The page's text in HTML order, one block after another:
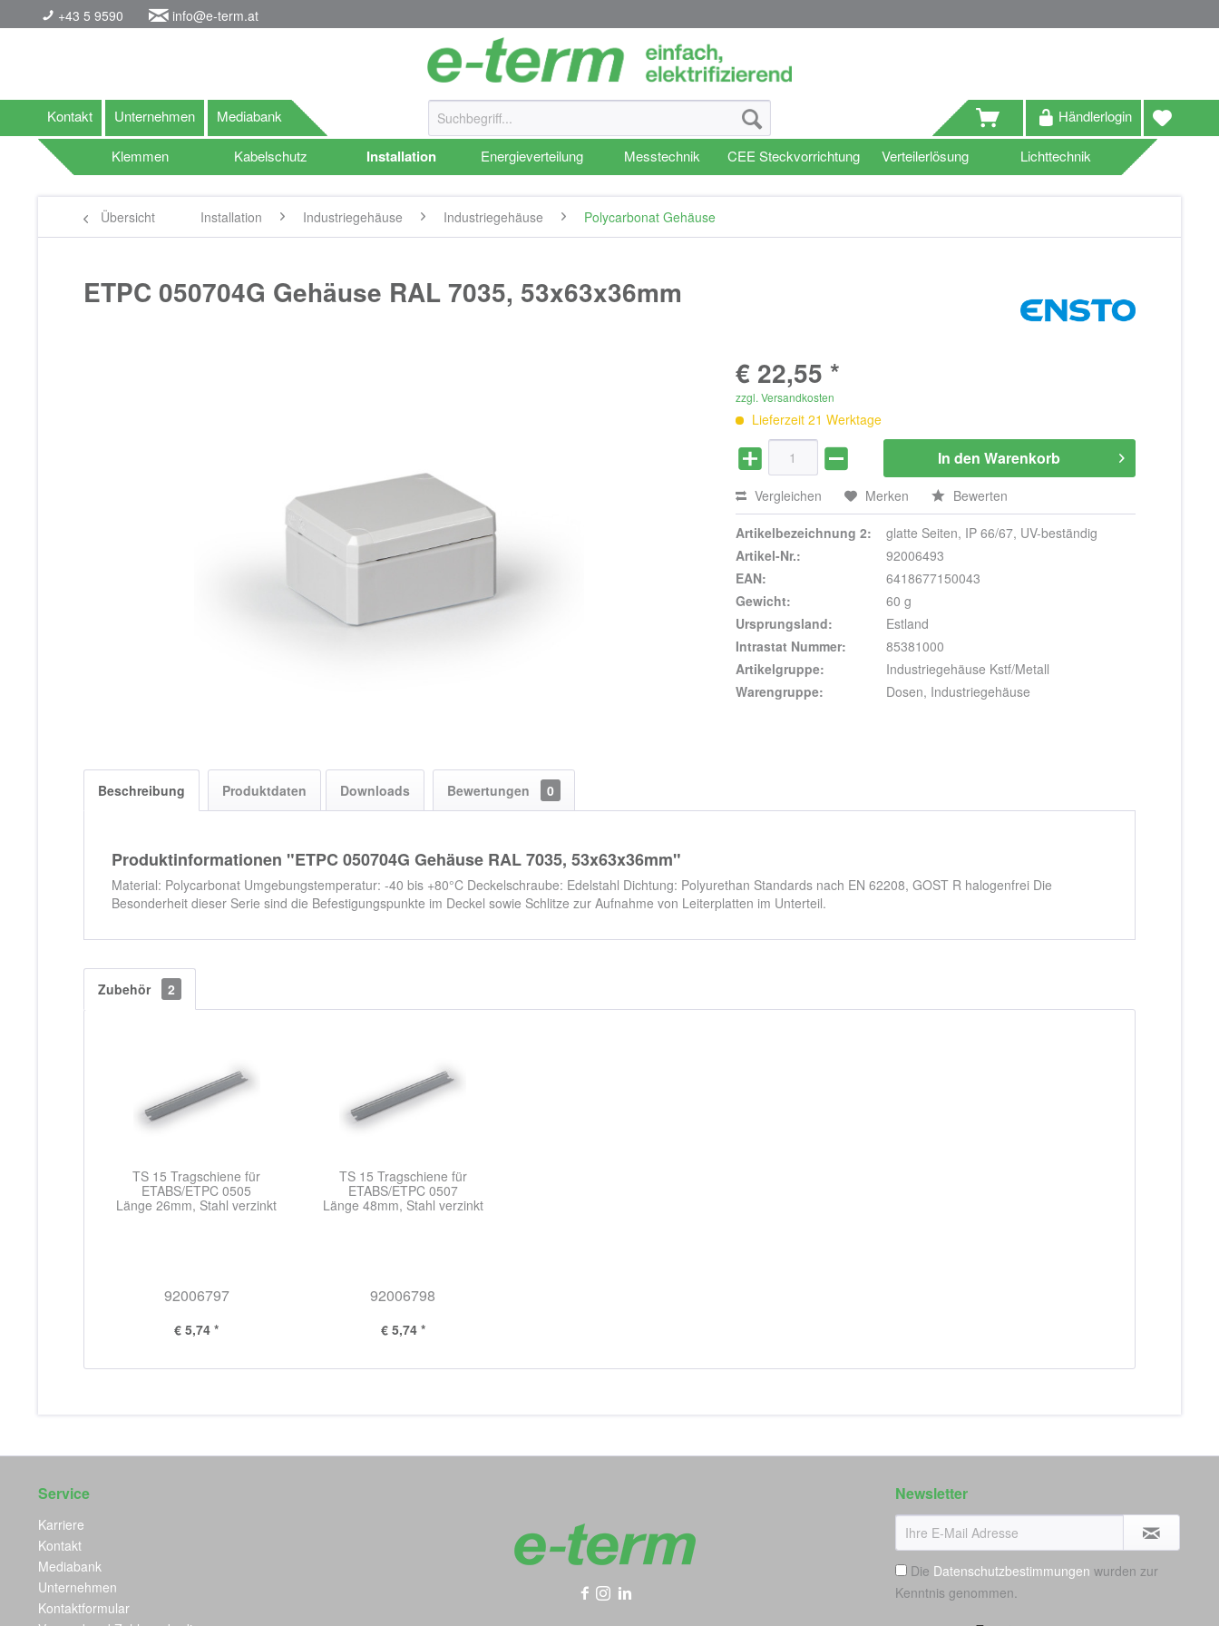
+43 5 9590 info@e-term.at
Kontakt Unternehmen Mediabank Händlerlogin
Klemmen Kabelschutz Installation Energieverteilung Messtechnik CEE Steckvorrichtung Verteilerlösung Lichttechnik
Übersicht Installation Industriegehäuse Industriegehäuse Polycarbonat Gehäuse
ETPC 050704G Gehäuse RAL 7035, 53x63x36mm
€ 22,55 *
zzgl. Versandkosten
Lieferzeit 21 Werktage
In den Warenkorb
Vergleichen Merken Bewerten
Artikelbezeichnung 2:
glatte Seiten, IP 66/67, UV-beständig
Artikel-Nr.:
92006493
EAN:
6418677150043
Gewicht:
60 g
Ursprungsland:
Estland
Intrastat Nummer:
85381000
Artikelgruppe:
Industriegehäuse Kstf/Metall
Warengruppe:
Dosen, Industriegehäuse
Beschreibung Produktdaten Downloads Bewertungen 0
Produktinformationen "ETPC 050704G Gehäuse RAL 7035, 53x63x36mm"
Material: Polycarbonat Umgebungstemperatur: -40 bis +80°C Deckelschraube: Edelstahl Dichtung: Polyurethan Standards nach EN 62208, GOST R halogenfrei Die
Besonderheit dieser Serie sind die Befestigungspunkte im Deckel sowie Schlitze zur Aufnahme von Leiterplatten im Unterteil.
Zubehör 2
TS 15 Tragschiene für
ETABS/ETPC 0505
Länge 26mm, Stahl verzinkt
92006797
€ 5,74 *
TS 15 Tragschiene für
ETABS/ETPC 0507
Länge 48mm, Stahl verzinkt
92006798
€ 5,74 *
Service
Karriere
Kontakt
Mediabank
Unternehmen
Kontaktformular
Newsletter
Die Datenschutzbestimmungen wurden zur
Kenntnis genommen.